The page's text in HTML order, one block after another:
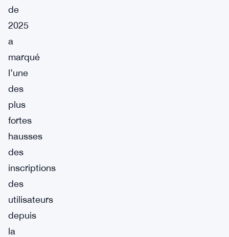
de
2025
a
marqué
l’une
des
plus
fortes
hausses
des
inscriptions
des
utilisateurs
depuis
la